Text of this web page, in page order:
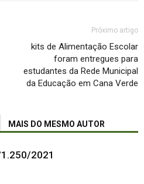
Próximo artigo
kits de Alimentação Escolar
foram entregues para
estudantes da Rede Municipal
da Educação em Cana Verde
MAIS DO MESMO AUTOR
2021